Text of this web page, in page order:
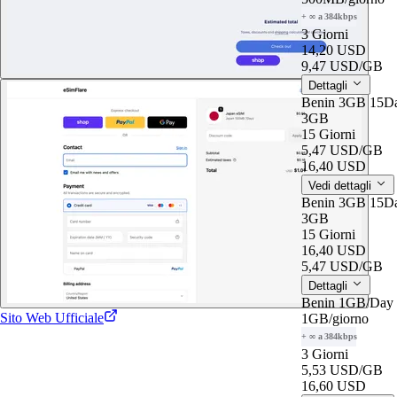
Sito Web Ufficiale
+ ∞ a 384kbps
3 Giorni
14,20 USD
9,47 USD/GB
Dettagli
Benin 3GB
3GB
15 Giorni
5,47 USD/GB
16,40 USD
Vedi dettagli
Benin 3GB
3GB
15 Giorni
16,40 USD
5,47 USD/GB
Dettagli
Benin 1GB/Day
1GB/giorno
+ ∞ a 384kbps
3 Giorni
5,53 USD/GB
16,60 USD